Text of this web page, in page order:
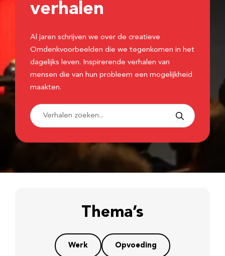
verhalen
Al jaren schrijven we over de creatieve
Omdenkvoorbeelden die we tegenkomen in het
dagelijks leven. Inspirerende verhalen van
mensen die van hun probleem een mogelijkheid
maakten.
Thema’s
Werk Opvoeding